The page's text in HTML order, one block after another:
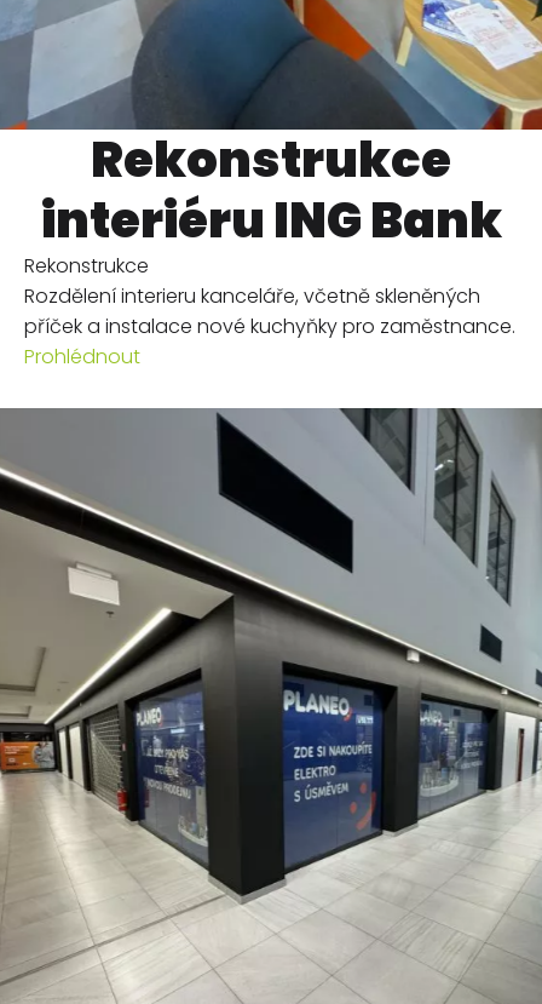
Rekonstrukce
interiéru ING Bank
Rekonstrukce
Rozdělení interieru kanceláře, včetně skleněných
příček a instalace nové kuchyňky pro zaměstnance.
Prohlédnout